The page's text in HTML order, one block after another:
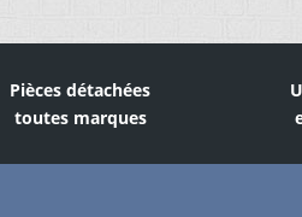
Pièces détachées
toutes marques